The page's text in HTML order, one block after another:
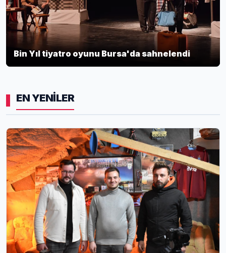
Bin Yıl tiyatro oyunu Bursa'da sahnelendi
EN YENİLER